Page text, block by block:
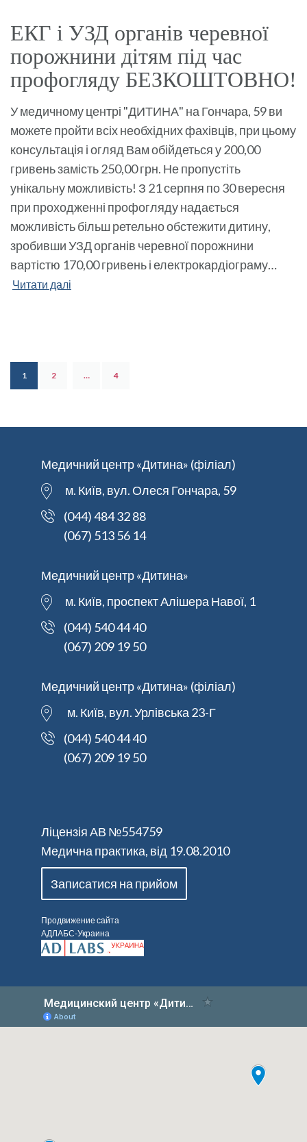
ЕКГ і УЗД органів черевної
порожнини дітям під час
профогляду БЕЗКОШТОВНО!
У медичному центрі "ДИТИНА" на Гончара, 59 ви
можете пройти всіх необхідних фахівців, при цьому
консультація і огляд Вам обійдеться у 200,00
гривень замість 250,00 грн. Не пропустіть
унікальну можливість! З 21 серпня по 30 вересня
при проходженні профогляду надається
можливість більш ретельно обстежити дитину,
зробивши УЗД органів черевної порожнини
вартістю 170,00 гривень і електрокардіограму…
Читати далі
1 2 … 4
Медичний центр «Дитина» (філіал)
м. Київ, вул. Олеся Гончара, 59
(044) 484 32 88
(067) 513 56 14
Медичний центр «Дитина»
м. Київ, проспект Алішера Навої, 1
(044) 540 44 40
(067) 209 19 50
Медичний центр «Дитина» (філіал)
м. Київ, вул. Урлівська 23-Г
(044) 540 44 40
(067) 209 19 50
Ліцензія АВ №554759
Медична практика, від 19.08.2010
Записатися на прийом
Продвижение сайта
АДЛАБС-Украина